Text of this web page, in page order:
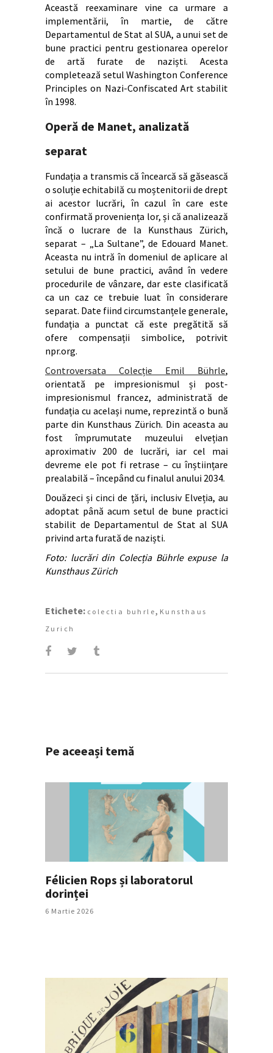
Această reexaminare vine ca urmare a
implementării, în martie, de către
Departamentul de Stat al SUA, a unui set de
bune practici pentru gestionarea operelor
de artă furate de naziști. Acesta
completează setul Washington Conference
Principles on Nazi-Confiscated Art stabilit
în 1998.
Operă de Manet, analizată
separat
Fundația a transmis că încearcă să găsească
o soluție echitabilă cu moștenitorii de drept
ai acestor lucrări, în cazul în care este
confirmată proveniența lor, și că analizează
încă o lucrare de la Kunsthaus Zürich,
separat – „La Sultane”, de Edouard Manet.
Aceasta nu intră în domeniul de aplicare al
setului de bune practici, având în vedere
procedurile de vânzare, dar este clasificată
ca un caz ce trebuie luat în considerare
separat. Date fiind circumstanțele generale,
fundația a punctat că este pregătită să
ofere compensații simbolice, potrivit
npr.org.
Controversata Colecție Emil Bührle,
orientată pe impresionismul și post-
impresionismul francez, administrată de
fundația cu același nume, reprezintă o bună
parte din Kunsthaus Zürich. Din aceasta au
fost împrumutate muzeului elvețian
aproximativ 200 de lucrări, iar cel mai
devreme ele pot fi retrase – cu înștiințare
prealabilă – începând cu finalul anului 2034.
Douăzeci și cinci de țări, inclusiv Elveția, au
adoptat până acum setul de bune practici
stabilit de Departamentul de Stat al SUA
privind arta furată de naziști.
Foto: lucrări din Colecția Bührle expuse la
Kunsthaus Zürich
Etichete: colectia buhrle , Kunsthaus
Zurich
Pe aceeași temă
Félicien Rops și laboratorul
dorinței
6 Martie 2026